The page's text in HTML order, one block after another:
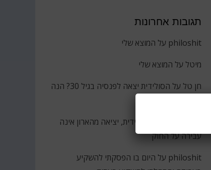
תגובות אחרונות
philoshit על המוצא שלי
מיטל על המוצא שלי
חן טל על
הסולידית יצאה לפנסיה בגיל 30? הנה
גבירתי הסולידית, יציאה מהארון אינה
עבירה על החוק
philoshit על היום בו הפסקתי להשקיע